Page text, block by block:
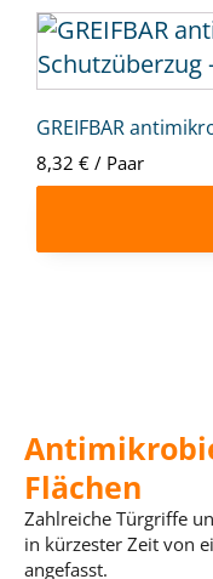
auf
der
Produktseite
gewählt
werden
GREIFBAR
8,32 € / Paar
Dieses
Produkt
weist
mehrere
Varianten
auf.
gewählt
werden
Flächen
Zahlreiche Türgriffe
in kürzester Zeit von
angefasst.